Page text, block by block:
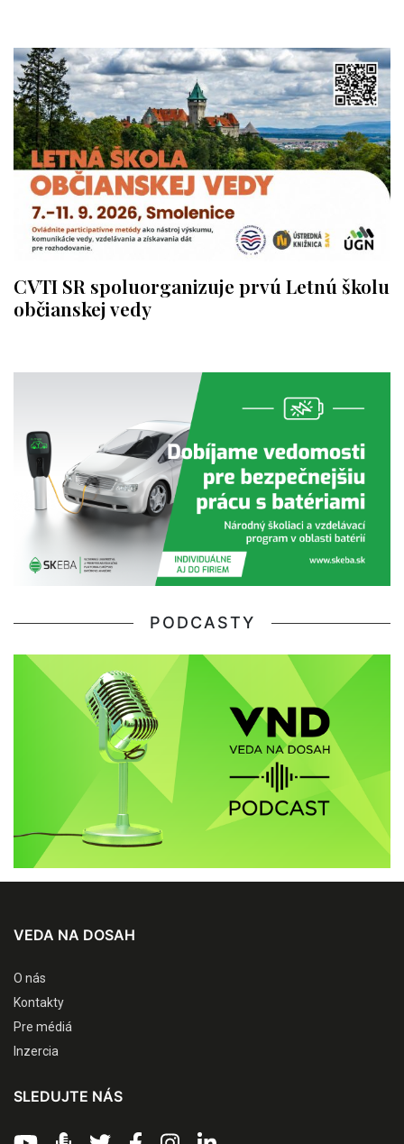
CVTI SR spoluorganizuje prvú Letnú školu
občianskej vedy
PODCASTY
VEDA NA DOSAH
O nás
Kontakty
Pre médiá
Inzercia
SLEDUJTE NÁS